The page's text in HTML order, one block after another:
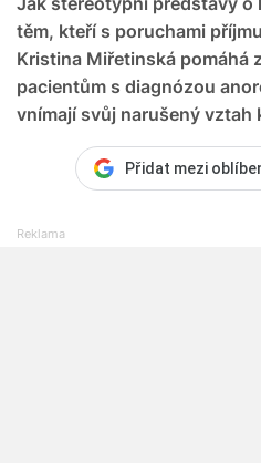
těm, kteří s poruchami
Kristina Miřetinská pomáhá
pacientům s diagnózou
vnímají svůj narušený vztah
Přidat mezi